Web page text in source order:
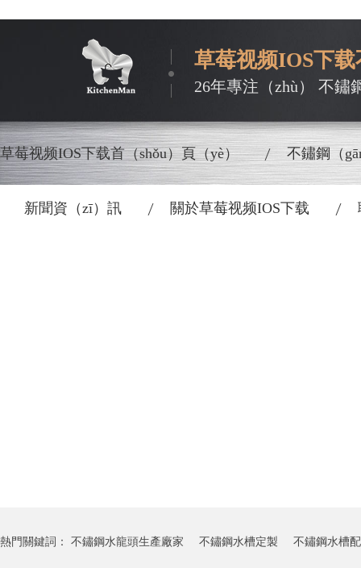
草莓视频IOS下
26年專注（zhù） 不鏽
草莓视频IOS下载首（shǒu）頁（yè） 不鏽鋼（
新聞資（zī）訊 關於草莓视频IOS下载
熱門關鍵詞： 不鏽鋼水龍頭生產廠家 不鏽鋼水槽定製 不鏽鋼水槽